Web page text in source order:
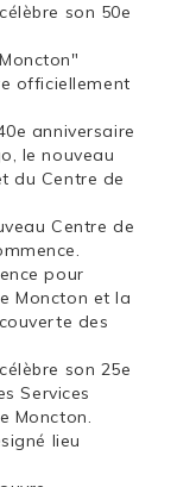
son 50e
officiellement
anniversaire
le nouveau
du Centre de
Centre de
pour
Moncton et la
des
son 25e
Services
Moncton.
lieu